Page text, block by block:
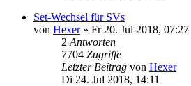
Set-Wechsel für SVs
von Hexer» Fr 20. Jul 2018, 07:27
2 Antworten
7704 Zugriffe
Letzter Beitrag von Hexer
Di 24. Jul 2018, 14:11